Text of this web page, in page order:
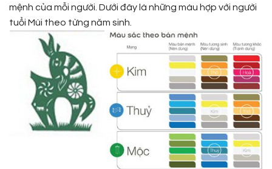
mệnh của mỗi người. Dưới đây là những màu hợp với người
tuổi Mùi theo từng năm sinh.